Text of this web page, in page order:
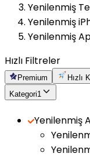
Yenilenmiş
Yenilenmiş
Yenilenmiş
Hızlı Filtreler
Premium Hızlı
Kategori1
Yenilenmiş